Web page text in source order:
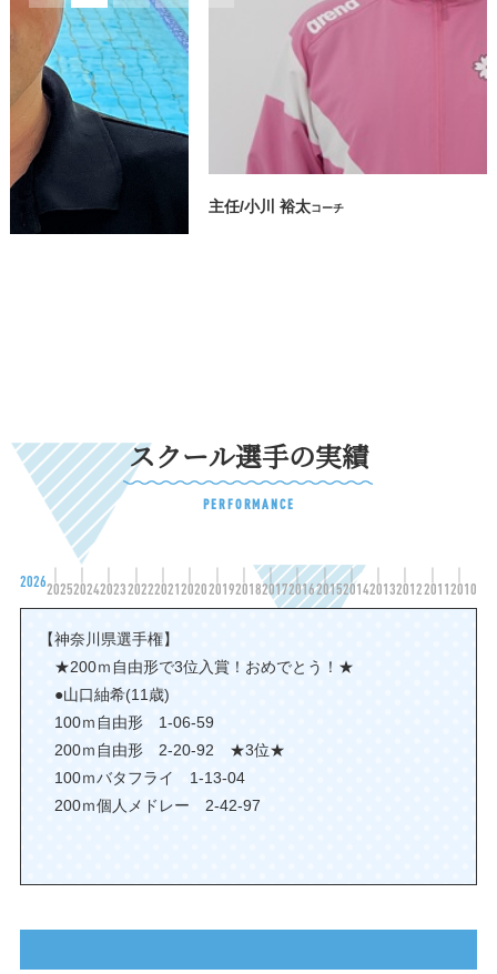
主任/小川 裕太
スクール選手の実績
PERFORMANCE
20262025202420232022202120202019201820172016201520142013201220112010
【神奈川県選手権】
★200ｍ自由形で3位入賞！おめでとう！★
●山口紬希(11歳)
100ｍ自由形 1-06-59
200ｍ自由形 2-20-92 ★3位★
100ｍバタフライ 1-13-04
200ｍ個人メドレー 2-42-97